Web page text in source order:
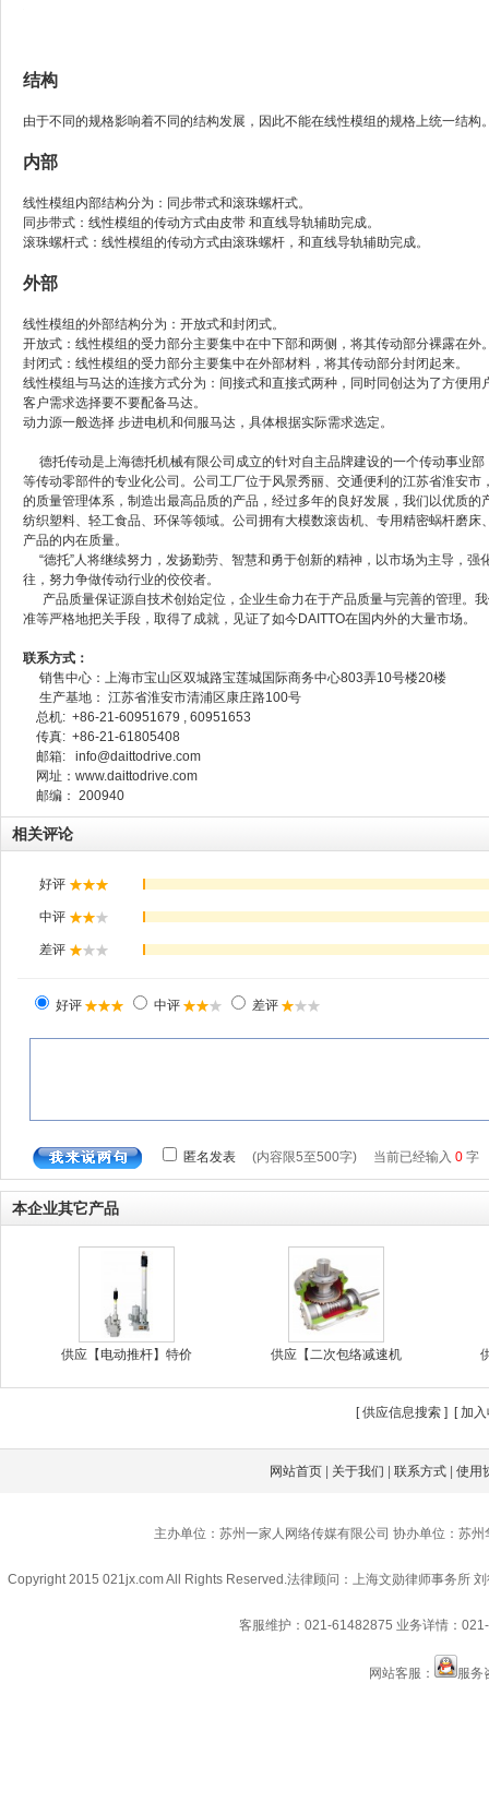
结构
由于不同的规格影响着不同的结构发展，因此不能在线性模组的规格上统一结
内部
线性模组内部结构分为：同步带式和滚珠螺杆式。
同步带式：线性模组的传动方式由皮带 和直线导轨辅助完成。
滚珠螺杆式：线性模组的传动方式由滚珠螺杆，和直线导轨辅助完成。
外部
线性模组的外部结构分为：开放式和封闭式。
开放式：线性模组的受力部分主要集中在中下部和两侧，将其传动部分裸露在外
封闭式：线性模组的受力部分主要集中在外部材料，将其传动部分封闭起来。
线性模组与马达的连接方式分为：间接式和直接式两种，同时同创达为了方便用
客户需求选择要不要配备马达。
动力源一般选择 步进电机和伺服马达，具体根据实际需求选定。
德托传动是上海德托机械有限公司成立的针对自主品牌建设的一个传动事业
等传动零部件的专业化公司。公司工厂位于风景秀丽、交通便利的江苏省淮安
的质量管理体系，制造出最高品质的产品，经过多年的良好发展，我们以优质
纺织塑料、轻工食品、环保等领域。公司拥有大模数滚齿机、专用精密蜗杆磨床
产品的内在质量。
“德托”人将继续努力，发扬勤劳、智慧和勇于创新的精神，以市场为主导，
往，努力争做传动行业的佼佼者。
产品质量保证源自技术创始定位，企业生命力在于产品质量与完善的管理。
准等严格地把关手段，取得了成就，见证了如今DAITTO在国内外的大量市场。
联系方式：
销售中心：上海市宝山区双城路宝莲城国际商务中心803弄10号楼20楼
生产基地： 江苏省淮安市清浦区康庄路100号
总机: +86-21-60951679 , 60951653
传真: +86-21-61805408
邮箱: info@daittodrive.com
网址：www.daittodrive.com
邮编： 200940
相关评论
本企业其它产品
供应【电动推杆】特价 供应【二次包络减速机
[供应信息搜索 ] [加
网站首页 关于我们 |联系方式 |使用
主办单位：苏州一家人网络传媒有限公司 协办单位：苏
Copyright 2015 021jx.com All Rights Reserved.法律顾问：上海文勋律师事务所
客服维护：021-61482875 业务详情：
网站客服： 服务